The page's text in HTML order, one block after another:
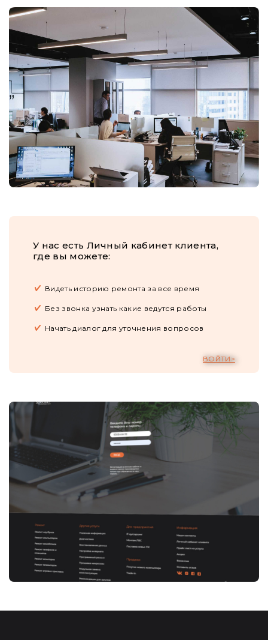
У нас есть Личный кабинет клиента,
где вы можете:
Видеть историю ремонта за все время
Без звонка узнать какие ведутся работы
Начать диалог для уточнения вопросов
ВОЙТИ>